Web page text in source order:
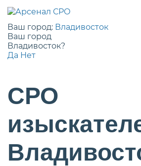
Ваш город: Владивосток
Ваш город
Владивосток?
Да Нет
СРО